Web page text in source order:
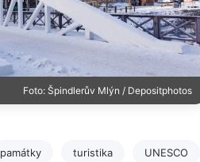
Foto: Špindlerův Mlýn / Depositphotos
památky turistika UNESCO